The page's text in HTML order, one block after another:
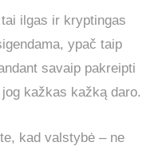
ilgas ir kryptingas
ypač taip
savaip pakreipti
kažkas kažką daro.
kad valstybė – ne